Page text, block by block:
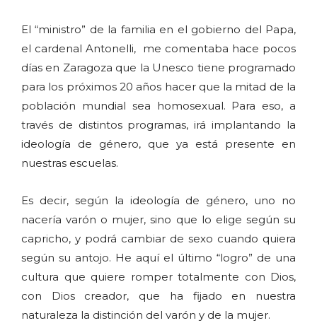
El “ministro” de la familia en el gobierno del Papa,
el cardenal Antonelli, me comentaba hace pocos
días en Zaragoza que la Unesco tiene programado
para los próximos 20 años hacer que la mitad de la
población mundial sea homosexual. Para eso, a
través de distintos programas, irá implantando la
ideología de género, que ya está presente en
nuestras escuelas.
Es decir, según la ideología de género, uno no
nacería varón o mujer, sino que lo elige según su
capricho, y podrá cambiar de sexo cuando quiera
según su antojo. He aquí el último “logro” de una
cultura que quiere romper totalmente con Dios,
con Dios creador, que ha fijado en nuestra
naturaleza la distinción del varón y de la mujer.